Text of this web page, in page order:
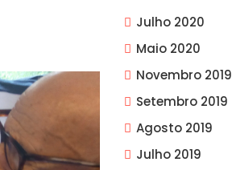
Julho 2020
Maio 2020
Novembro 2019
Setembro 2019
Agosto 2019
Julho 2019